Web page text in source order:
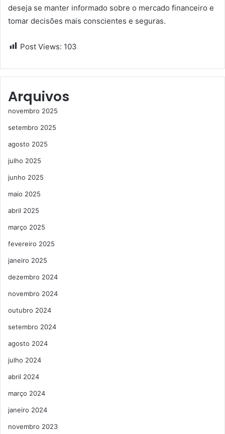
deseja se manter informado sobre o mercado financeiro e
tomar decisões mais conscientes e seguras.
Post Views: 103
Arquivos
novembro 2025
setembro 2025
agosto 2025
julho 2025
junho 2025
maio 2025
abril 2025
março 2025
fevereiro 2025
janeiro 2025
dezembro 2024
novembro 2024
outubro 2024
setembro 2024
agosto 2024
julho 2024
abril 2024
março 2024
janeiro 2024
novembro 2023